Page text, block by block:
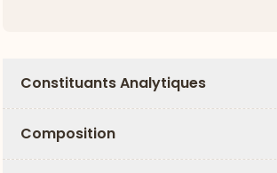
Constituants Analytiques
Composition